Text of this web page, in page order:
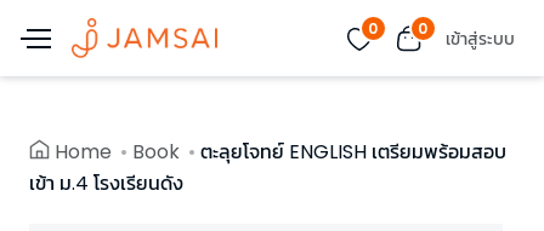
0 0 เข้าสู่ระบบ
Home Book
ตะลุยโจทย์ ENGLISH เตรียมพร้อมสอบ
เข้า ม.4 โรงเรียนดัง